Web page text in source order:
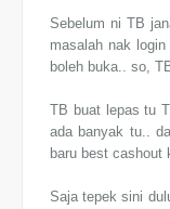
Sebelum ni TB
masalah nak
boleh buka.. so,
TB buat lepas tu
ada banyak tu..
baru best cashout
Saja tepek sini